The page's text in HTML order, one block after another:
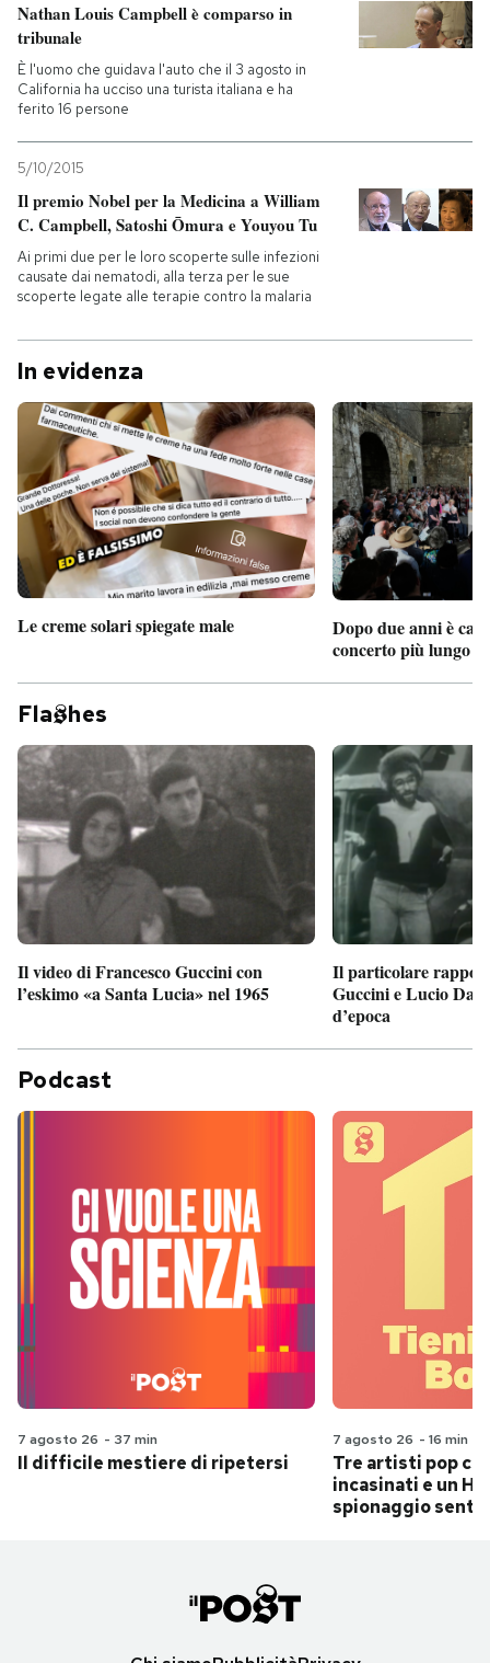
Nathan Louis Campbell è comparso in
tribunale
È l'uomo che guidava l'auto che il 3 agosto in
California ha ucciso una turista italiana e ha
ferito 16 persone
5/10/2015
Il premio Nobel per la Medicina a William
C. Campbell, Satoshi Ōmura e Youyou Tu
Ai primi due per le loro scoperte sulle infezioni
causate dai nematodi, alla terza per le sue
scoperte legate alle terapie contro la malaria
In evidenza
Le creme solari spiegate male
Dopo due anni è
concerto più lungo
Fla hes
Il video di Francesco Guccini con
l’eskimo «a Santa Lucia» nel 1965
Il particolare
Guccini e Lucio
d’epoca
Podcast
7 agosto 26 - 37 min
Il difficile mestiere di ripetersi
7 agosto 26 - 16 min
Tre artisti pop
incasinati e un
spionaggio